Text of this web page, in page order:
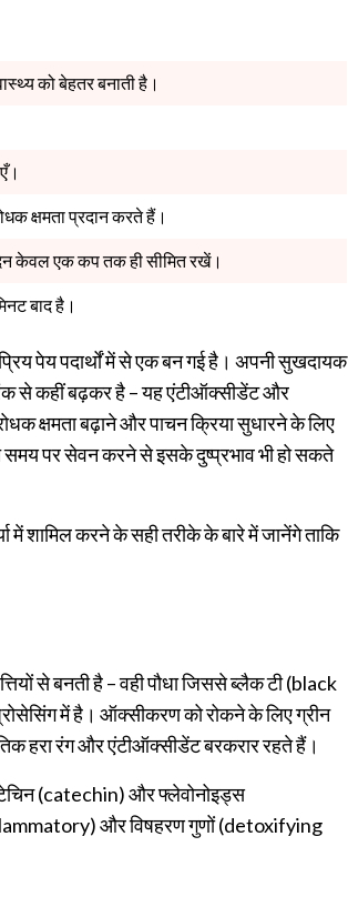
को बेहतर बनाती है।
क्षमता प्रदान करते हैं।
केवल एक कप तक ही सीमित रखें।
बाद है।
पेय पदार्थों में से एक बन गई है। अपनी सुखदायक
से कहीं बढ़कर है – यह एंटीऑक्सीडेंट और
क्षमता बढ़ाने और पाचन क्रिया सुधारने के लिए
समय पर सेवन करने से इसके दुष्प्रभाव भी हो सकते
शामिल करने के सही तरीके के बारे में जानेंगे ताकि
से बनती है – वही पौधा जिससे ब्लैक टी (black
में है। ऑक्सीकरण को रोकने के लिए ग्रीन
हरा रंग और एंटीऑक्सीडेंट बरकरार रहते हैं।
(catechin) और फ्लेवोनोइड्स
और विषहरण गुणों (detoxifying